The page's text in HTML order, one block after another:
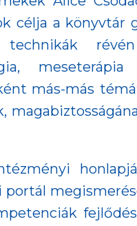
célja a könyvtár
meseterápia
más-más
portál